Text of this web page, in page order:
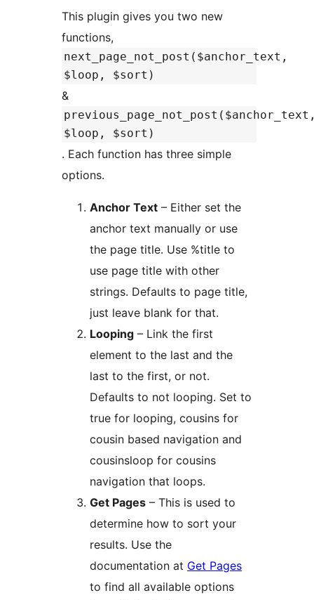
This plugin gives you two new
functions,
next_page_not_post($anchor_text,
$loop, $sort)
&
$loop, $sort)
. Each function has three simple
options.
Anchor Text – Either set the
anchor text manually or use
the page title. Use %title to
use page title with other
strings. Defaults to page title,
just leave blank for that.
Looping – Link the first
element to the last and the
last to the first, or not.
Defaults to not looping. Set to
true for looping, cousins for
cousin based navigation and
cousinsloop for cousins
navigation that loops.
Get Pages – This is used to
determine how to sort your
results. Use the
documentation at Get Pages
to find all available options